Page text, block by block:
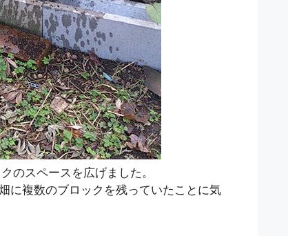
のスペースを広げました。
に複数のブロックを残っていたことに気